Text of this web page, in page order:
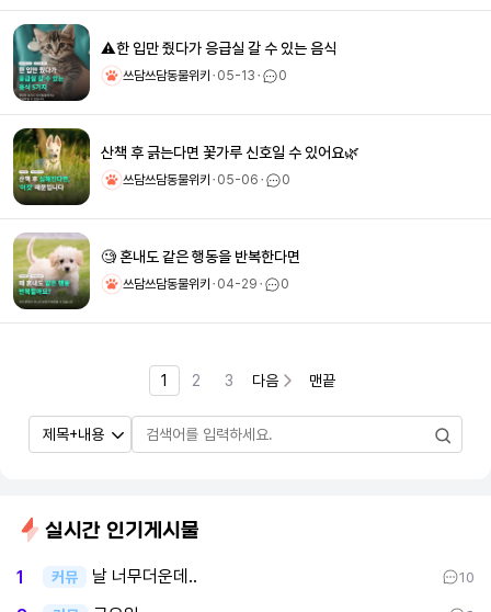
⚠️한 입만 줬다가 응급실 갈 수 있는 음식
쓰담쓰담동물위키 ㆍ05-13ㆍ 0
산책 후 긁는다면 꽃가루 신호일 수 있어요🌿
쓰담쓰담동물위키 ㆍ05-06ㆍ 0
🧐 혼내도 같은 행동을 반복한다면
쓰담쓰담동물위키 ㆍ04-29ㆍ 0
1 2 3 다음 맨끝
실시간 인기게시물
1 커뮤 날 너무더운데.. 10